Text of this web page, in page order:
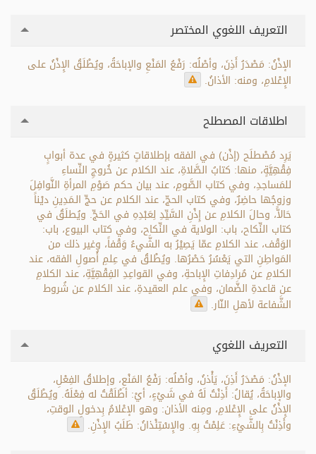
التعريف اللغوي المختصر
الإذْنُ: مَصْدَرُ أَذِنَ، وأصْلُه: رَفْعُ المَنْعِ والإباحَةُ، ويُطْلَقُ الإِذْنُ على
الإِعْلامِ، ومنه: الأذانُ.
اطلاقات المصطلح
يَرِد مُصْطلَح (إذْن) في الفقه بإطلاقاتٍ كثيرةٍ في عدة أبوابٍ
فِقْهِيَّةٍ، منها: كتابُ الصَّلاةِ، عند الكلام عن خُروجِ النِّساءِ
للمَساجدِ، وفي كتاب الصَّومِ، عند بيان حكم صَوْمِ المرأةِ النَّوافِلَ
وزوجُها حاضِرٌ، وفي كتاب الحجّ، عند الكلام عن حجِّ الـمَدِينِ ديْناً
حَالاًّ، وحالَ الكلامِ عن إِذْنِ السَّيِّدِ لِعَبْدِهِ في الحَجِّ. ويُطلَقُ في
كتاب النِّكاح، باب: الولاية في النِّكاح، وفي كتاب البيوع، باب:
الوَقْف، عند الكلامِ عمّا يَصِيْرُ به الشَّيءُ وَقْفاً، وغير ذلك من
المَواطِنِ التي يَعْسُرُ حَصْرُها. ويُطْلقُ في عِلمِ أُصولِ الفقه، عند
الكلامِ عن مُرادِفاتِ الإِباحةِ، وفي القواعِدِ الفِقْهِيَّةِ، عند الكلامِ
عن قاعدةِ الضَّمان، وفي علم العقيدةِ، عند الكلام عن شُروط
الشَّفاعة لأهلِ النّار.
التعريف اللغوي
الإذْنُ: مَصْدَرُ أَذِنَ، يَأْذنُ، وأصْلُه: رَفْعُ المَنْعِ، وإطلاقُ الفِعْلِ،
والإباحَةُ، يُقالُ: أَذِنْتُ لَهُ في شَيْءٍ، أيْ: أطْلَقْتُ له فِعْلَهُ. ويُطْلَقُ
الإِذْنُ على الإِعْلامِ، ومِنه الأذان: وهو الإعْلامُ بِدخولِ الوقتِ،
وأَذِنْتُ بِالشَّيْءِ: عَلِمْتُ بِهِ. والإِسْتِئْذانُ: طَلَبُ الإِذْنِ.